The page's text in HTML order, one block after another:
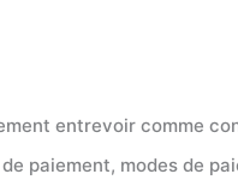
entrevoir comme
paiement, modes de